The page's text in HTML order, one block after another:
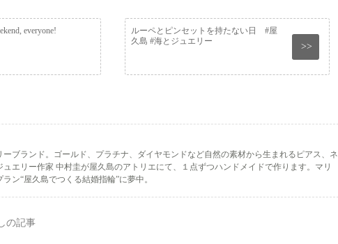
everyone!
>>
ルーペとピンセットを持たない日 #屋
久島 #海とジュエリー
ブランド。ゴールド、プラチナ、ダイヤモンドなど自然の素材から生まれるピアス、ネ
エリー作家 中村圭が屋久島のアトリエにて、１点ずつハンドメイドで作ります。マリ
ン“屋久島でつくる結婚指輪”に夢中。
の記事